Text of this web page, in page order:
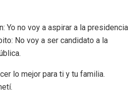
Yo no voy a aspirar a la presidencia
No voy a ser candidato a la
lo mejor para ti y tu familia.